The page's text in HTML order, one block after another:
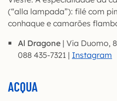
(“alla lampada”): filé com
conhaque e camarões
Al Dragone | Via Duomo,
088 435-7321 | Instagram
ACQUA